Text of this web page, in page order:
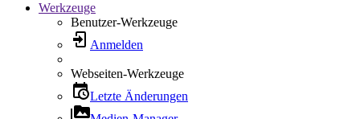
Werkzeuge
Benutzer-Werkzeuge
Anmelden
Webseiten-Werkzeuge
Letzte Änderungen